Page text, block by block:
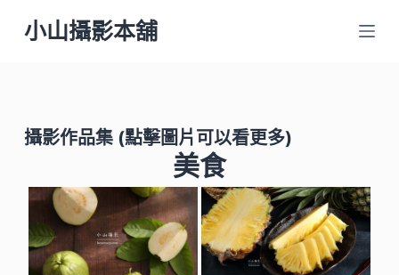
跳
內
容
小山攝影本舖
攝影作品集(點擊圖片可以看更多)
美食